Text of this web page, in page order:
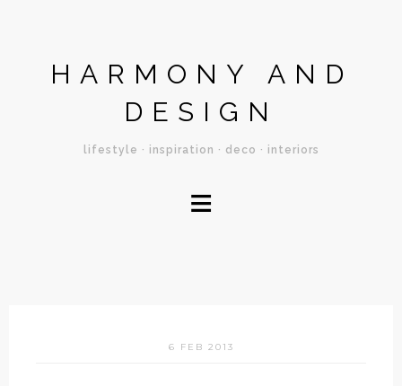
HARMONY AND
DESIGN
lifestyle · inspiration · deco · interiors
≡
6 FEB 2013